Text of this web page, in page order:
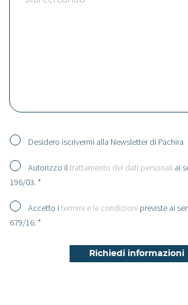
Desidero iscrivermi alla Newsletter di Pachira
Autorizzo iltrattamento dei dati personali ai
196/03. *
Accetto itermini e le condizioni previste ai
679/16. *